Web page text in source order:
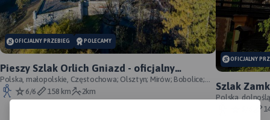
MAPA TURYSTYCZNA W
APLIKACJI TRASEO
Mapa samochodowo-
krajoznawcza, przedstawia
obszar województwa
warmińsko-mazurskiego.
OFICJALNY PRZEBIEG POLECAMY
Pieszy Szlak Orlich Gniazd - oficjalny
przebieg szlaku
Polska, małopolskie, Częstochowa; Olsztyn; Mirów; Bobolice;
Morsko; Ogrodzieniec; Pilica; Smoleń; By
6/6 158 km 2km
OFICJALNY
Szlak
przebieg
Polska,
Śląskie, powiat